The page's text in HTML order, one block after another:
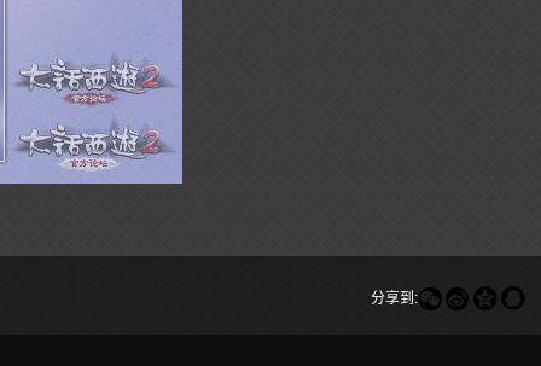
分享到:  